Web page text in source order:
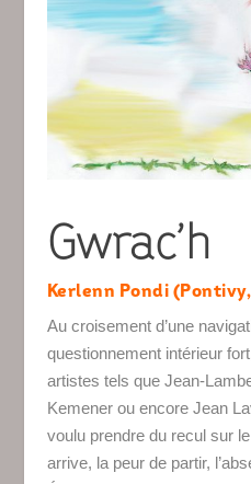
Gwrac’h
Kerlenn Pondi
Au croisement d’une
questionnement intérieur
artistes tels que Jean-
Kemener ou encore Jean
voulu prendre du recul sur
arrive, la peur de partir,